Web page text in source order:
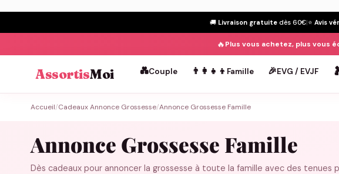
🚚 Livraison gratuite dès 60€|⭐ Avis
🔥Plus vous achetez, plus vous
AssortisMoi 💑Couple 👨‍👩‍👧‍👦 Famille 🎉EVG / EVJF 🤰
Accueil/Cadeaux Annonce Grossesse/Annonce Grossesse Famille
Annonce Grossesse Famille
Dès cadeaux pour annoncer la grossesse à toute la famille avec des